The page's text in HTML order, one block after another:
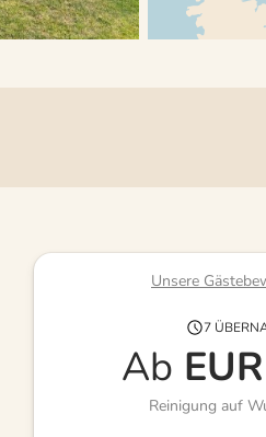
Unsere
7
Ab EUR
Reinigung auf